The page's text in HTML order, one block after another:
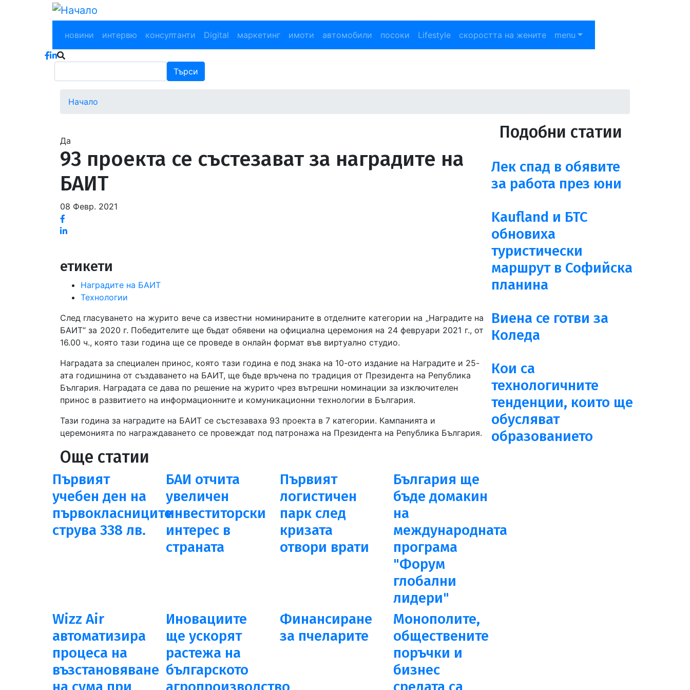
Main navigation
новини интервю консултанти Digital маркетинг имоти автомобили посоки Lifestyle скоростта на жените menu
Търси
Начало
снимка
Да
93 проекта се състезават за наградите на
БАИТ
08 Февр. 2021
етикети
Наградите на БАИТ
Технологии
След гласуването на журито вече са известни номинираните в отделните категории на „Наградите на
БАИТ“ за 2020 г. Победителите ще бъдат обявени на официална церемония на 24 февруари 2021 г., от
16.00 ч., която тази година ще се проведе в онлайн формат във виртуално студио.
Наградата за специален принос, която тази година е под знака на 10-ото издание на Наградите и 25-
ата годишнина от създаването на БАИТ, ще бъде връчена по традиция от Президента на Република
България. Наградата се дава по решение на журито чрез вътрешни номинации за изключителен
принос в развитието на информационните и комуникационни технологии в България.
Тази година за наградите на БАИТ се състезаваха 93 проекта в 7 категории. Кампанията и
церемонията по награждаването се провеждат под патронажа на Президента на Република България.
Още статии
Първият
учебен ден на
първокласниците
струва 338 лв.
БАИ отчита
увеличен
инвеститорски
интерес в
страната
Първият
логистичен
парк след
кризата
отвори врати
България ще
бъде домакин
на
международната
програма
"Форум
глобални
лидери"
Wizz Air
автоматизира
процеса на
възстановяване
Иновациите
ще ускорят
растежа на
българското
Финансиране
за пчеларите
Монополите,
обществените
поръчки и
бизнес
Подобни статии
Лек спад в обявите
за работа през юни
Kaufland и БТС
обновиха
туристически
маршрут в Софийска
планина
Виена се готви за
Коледа
Кои са
технологичните
тенденции, които ще
обусляват
образованието